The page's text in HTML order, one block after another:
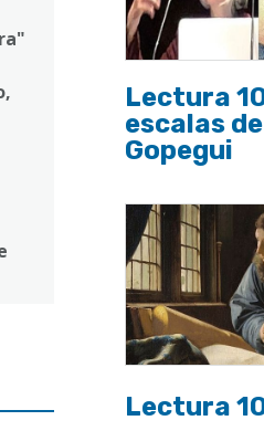
Lectura
escalas
Gopegui
Lectura